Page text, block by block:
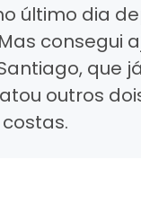
último dia
consegui
que
outros